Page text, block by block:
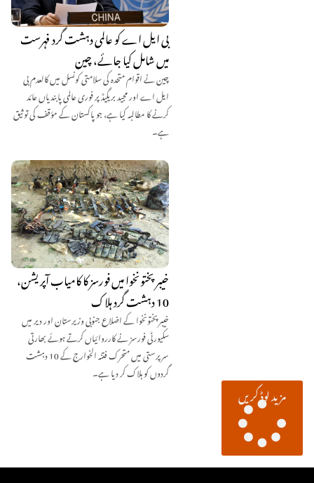
بی ایل اے کو عالمی دہشت گرد فہرست
میں شامل کیا جائے، چین
چین نے اقوام متحدہ کی سلامتی کونسل میں کالعدم بی
ایل اے اور مجید بریگیڈ پر فوری عالمی پابندیاں عائد
کرنے کا مطالبہ کیا ہے، جو پاکستان کے مؤقف کی توثیق
ہے۔
خیبرپختونخوا میں فورسز کا کامیاب آپریشن،
10 دہشت گرد ہلاک
خیبرپختونخوا کے اضلاع جنوبی وزیرستان اور دیر میں
سکیورٹی فورسز نے کارروائیاں کرتے ہوئے بھارتی
سرپرستی میں متحرک فتنہ الخوارج کے 10 دہشت
گردوں کو ہلاک کر دیا ہے۔
مزید لوڈ کریں